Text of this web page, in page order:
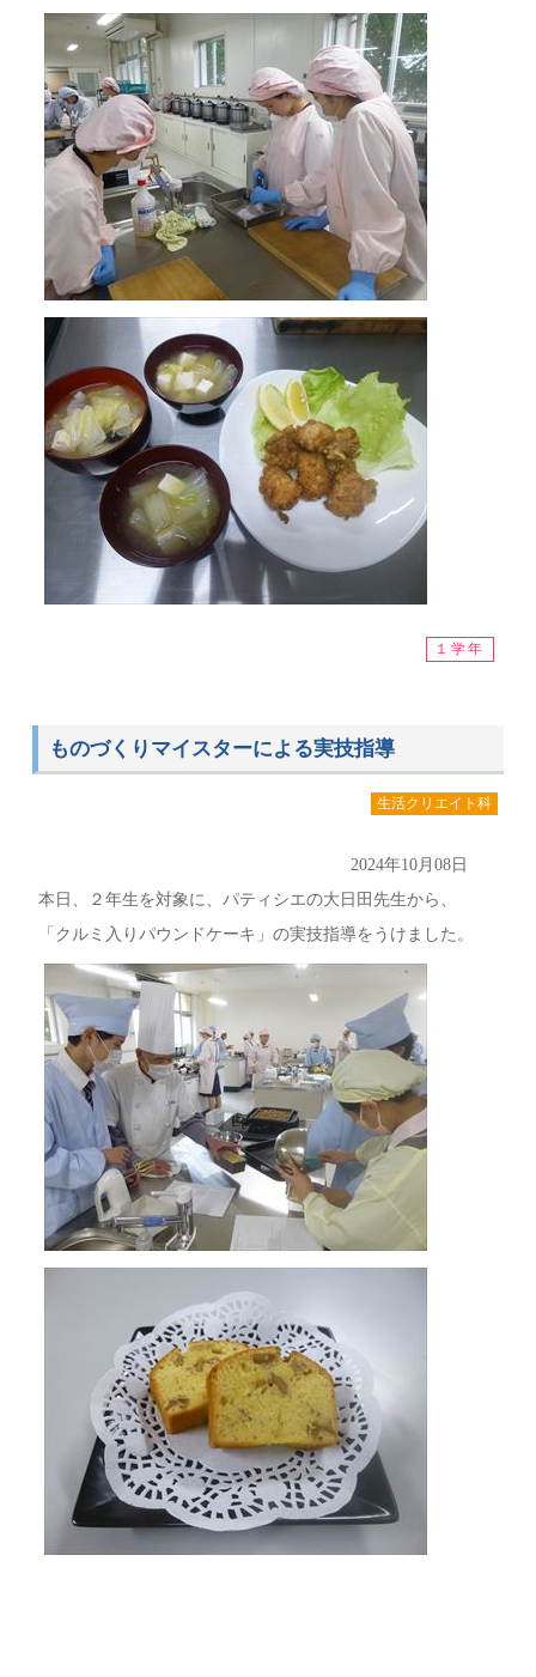
１学年
ものづくりマイスターによる実技指導
生活クリエイト科
2024年10月08日
本日、２年生を対象に、パティシエの大日田先生から、
「クルミ入りパウンドケーキ」の実技指導をうけました。